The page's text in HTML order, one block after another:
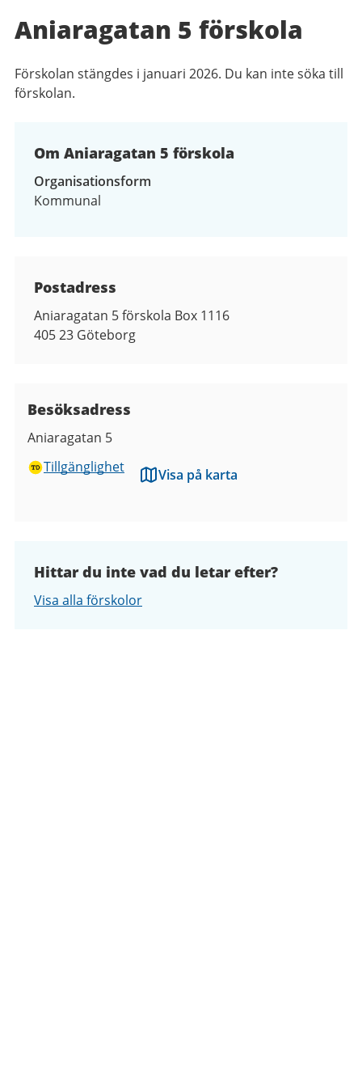
Aniaragatan 5 förskola
Förskolan stängdes i januari 2026. Du kan inte söka till
förskolan.
Om Aniaragatan 5 förskola
Organisationsform
Kommunal
Postadress
Aniaragatan 5 förskola Box 1116
405 23 Göteborg
Besöksadress
Aniaragatan 5
Tillgänglighet
Visa på karta
Hittar du inte vad du letar efter?
Visa alla förskolor